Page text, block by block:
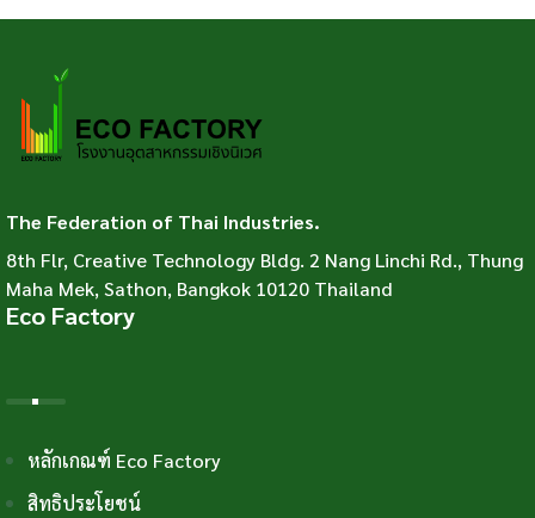
The Federation of Thai Industries.
8th Flr, Creative Technology Bldg. 2 Nang Linchi Rd., Thung
Maha Mek, Sathon, Bangkok 10120 Thailand
Eco Factory
หลักเกณฑ์ Eco Factory
สิทธิประโยชน์